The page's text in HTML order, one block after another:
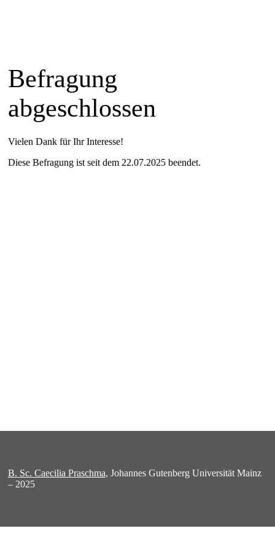
Befragung
abgeschlossen
Vielen Dank für Ihr Interesse!
Diese Befragung ist seit dem 22.07.2025 beendet.
B. Sc. Caecilia Praschma, Johannes Gutenberg Universität Mainz
– 2025